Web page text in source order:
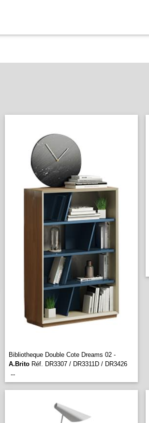
Bibliotheque Double Cote Dreams 02 -
A.Brito Réf. DR3307 / DR3311D / DR3426
...